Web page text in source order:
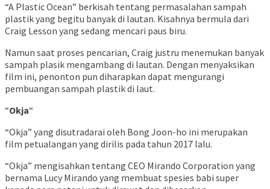
“A Plastic Ocean” berkisah tentang permasalahan sampah
plastik yang begitu banyak di lautan. Kisahnya bermula dari
Craig Lesson yang sedang mencari paus biru.
Namun saat proses pencarian, Craig justru menemukan banyak
sampah plasik mengambang di lautan. Dengan menyaksikan
film ini, penonton pun diharapkan dapat mengurangi
pembuangan sampah plastik di laut.
“Okja“
“Okja” yang disutradarai oleh Bong Joon-ho ini merupakan
film petualangan yang dirilis pada tahun 2017 lalu.
“Okja” mengisahkan tentang CEO Mirando Corporation yang
bernama Lucy Mirando yang membuat spesies babi super